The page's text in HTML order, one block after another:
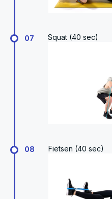
07 Squat (40 sec)
08 Fietsen (40 sec)